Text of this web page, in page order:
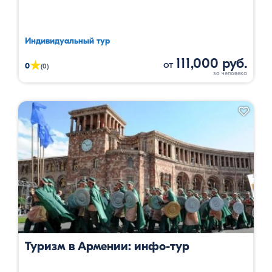
Индивидуальный тур
0★(0) от 111,000 руб.
Туризм в Армении: инфо-тур